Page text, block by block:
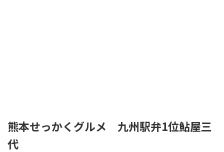
熊本せっかくグルメ 九州駅弁1位鮎屋三
代